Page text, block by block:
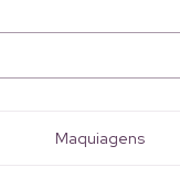
Maquiagens